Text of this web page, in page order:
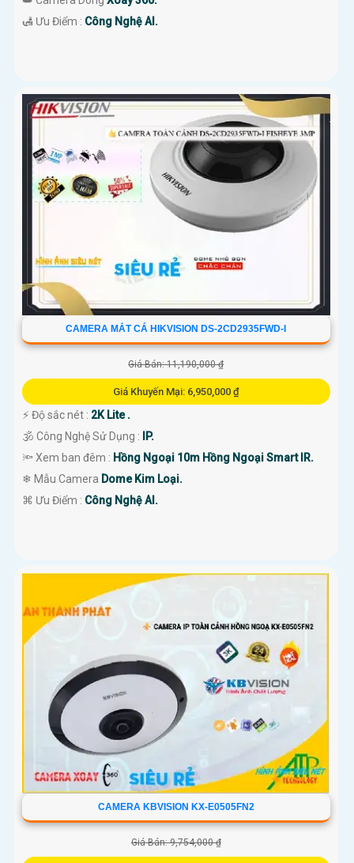
️🛃 Ưu Điểm : Công Nghệ AI.
CAMERA MẮT CÁ HIKVISION DS-2CD2935FWD-I
Giá Bán: 11,190,000 ₫
Giá Khuyến Mại: 6,950,000 ₫
️⚡ Độ sắc nét : 2K Lite .
🕉️ Công Nghệ Sử Dụng :
IP.
🔦 Xem ban đêm : Hồng Ngoại 10m Hồng Ngoại Smart IR.
❄ Mẫu Camera Dome Kim Loại.
️⌘ Ưu Điểm : Công Nghệ AI.
CAMERA KBVISION KX-E0505FN2
Giá Bán: 9,754,000 ₫